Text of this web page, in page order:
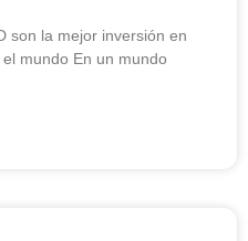
son la mejor inversión en
mundo En un mundo